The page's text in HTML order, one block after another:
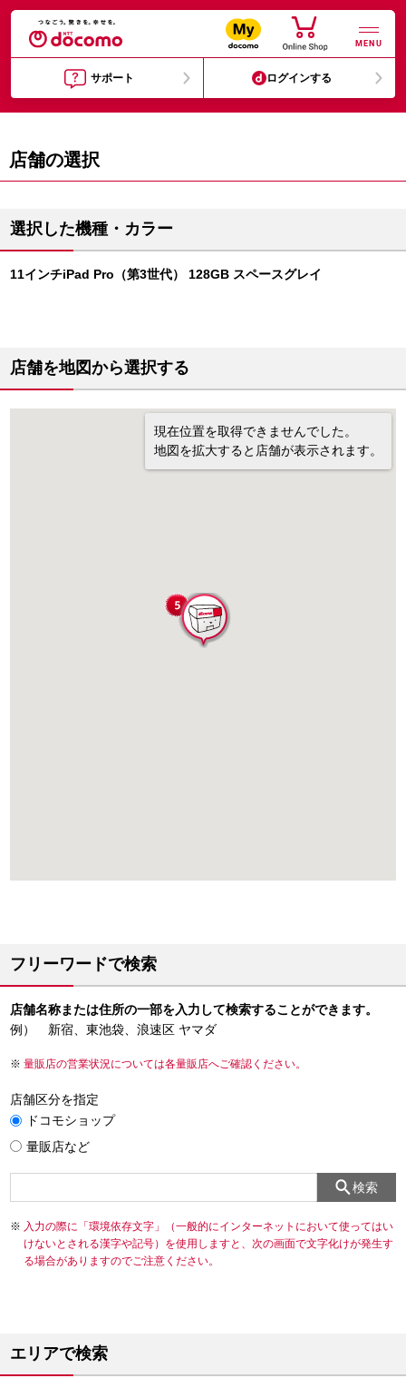
MENU
サポート ログインする
店舗の選択
選択した機種・カラー
11インチiPad Pro（第3世代） 128GB スペースグレイ
店舗を地図から選択する
現在位置を取得できませんでした。
地図を拡大すると店舗が表示されます。
フリーワードで検索
店舗名称または住所の一部を入力して検索することができます。
例） 新宿、東池袋、浪速区 ヤマダ
量販店の営業状況については各量販店へご確認ください。
店舗区分を指定
ドコモショップ
量販店など
検索
入力の際に「環境依存文字」（一般的にインターネットにおいて使ってはい
けないとされる漢字や記号）を使用しますと、次の画面で文字化けが発生す
る場合がありますのでご注意ください。
エリアで検索